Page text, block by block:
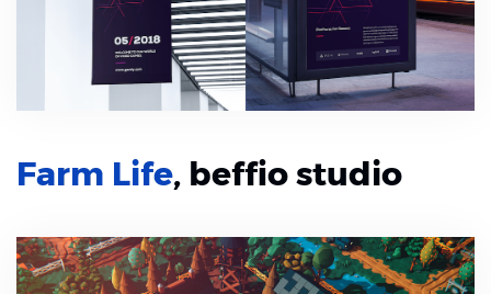
Farm Life, beffio studio